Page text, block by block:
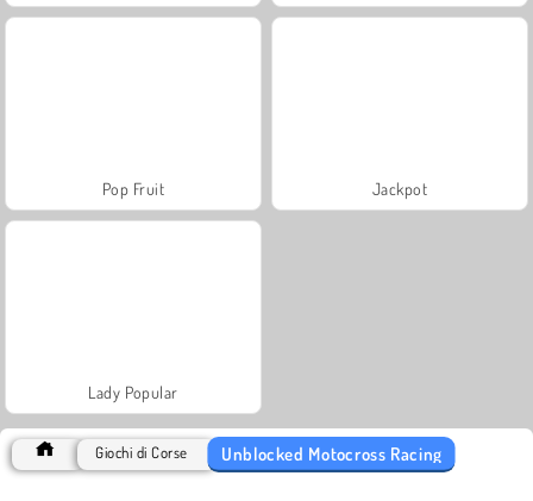
Pop Fruit Jackpot
Lady Popular
Giochi di Corse Unblocked Motocross Racing